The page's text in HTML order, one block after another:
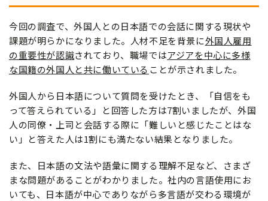
今回の調査で、外国人との日本語での会話に関する現状や
課題が明らかになりました。人材不足を背景に外国人雇用
の重要性が認識されており、職場ではアジアを中心に多様
な国籍の外国人と共に働いている ことが示されました。
外国人から日本語について質問を受けたとき、「自信をも
って答えられている」と回答した方は7割いましたが、外国
人の同僚・上司と会話する際に「難しいと感じたことはな
い」と答えた人は1割にも満たない結果となりました。
また、日本語の文法や語彙に関する理解不足など、さまざ
まな問題があることがわかりました。社内の言語使用にお
いても、日本語が中心でありながら多言語が交わる環境が